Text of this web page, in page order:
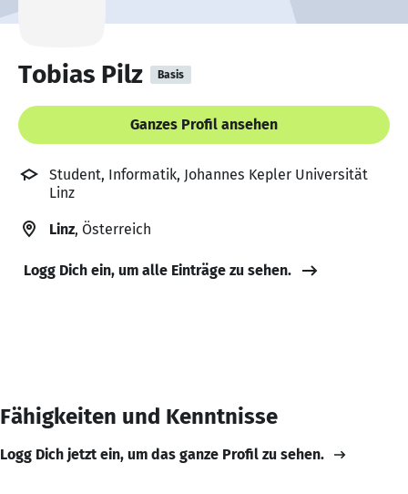
Tobias Pilz Basis
Ganzes Profil ansehen
Student, Informatik, Johannes Kepler Universität
Linz
Linz, Österreich
Logg Dich ein, um alle Einträge zu sehen.
Fähigkeiten und Kenntnisse
Logg Dich jetzt ein, um das ganze Profil zu sehen.